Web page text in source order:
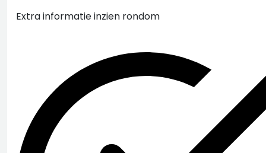
Extra informatie inzien rondom